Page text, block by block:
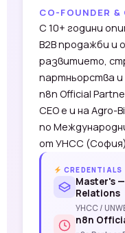
CO-FOUNDER &
С 10+ години
B2B продажби и
развитието,
партньорства и
n8n Official
CEO е и на
по
от УНСС (София).
CREDENTIALS
Master's
Relations
УНСС /
n8n